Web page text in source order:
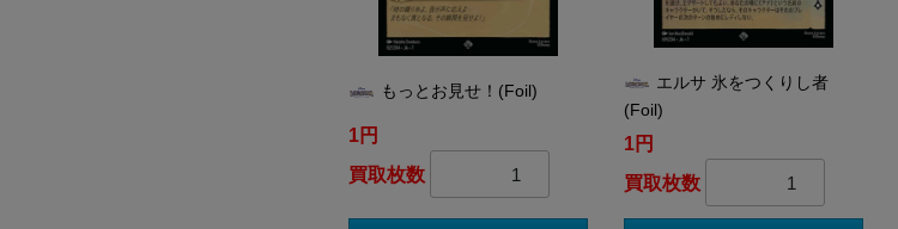
もっとお見せ！(Foil)
1円
買取枚数
エルサ 氷をつくりし者
(Foil)
1円
買取枚数